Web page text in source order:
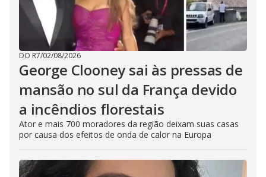
DO R7/02/08/2026
George Clooney sai às pressas de
mansão no sul da França devido
a incêndios florestais
Ator e mais 700 moradores da região deixam suas casas
por causa dos efeitos de onda de calor na Europa